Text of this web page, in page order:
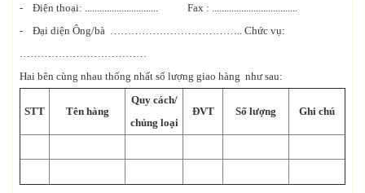
- Điện thoại: .............................. Fax : ...................................
- Đại diện Ông/bà ……………………………….. Chức vụ:
………………………………
Hai bên cùng nhau thống nhất số lượng giao hàng như sau:
STT Tên hàng
Quy cách/
chủng loại
ĐVT Số lượng Ghi chú